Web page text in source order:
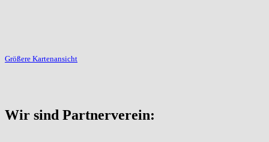
Größere Kartenansicht
Wir sind Partnerverein: